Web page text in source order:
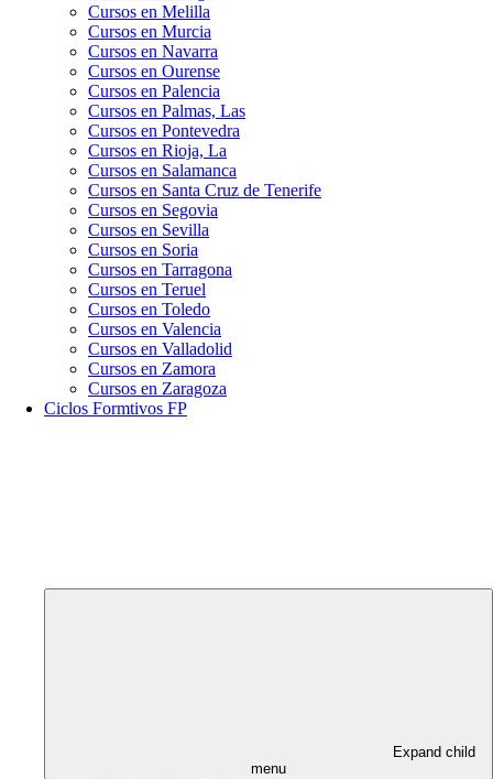
Cursos en Melilla
Cursos en Murcia
Cursos en Navarra
Cursos en Ourense
Cursos en Palencia
Cursos en Palmas, Las
Cursos en Pontevedra
Cursos en Rioja, La
Cursos en Salamanca
Cursos en Santa Cruz de Tenerife
Cursos en Segovia
Cursos en Sevilla
Cursos en Soria
Cursos en Tarragona
Cursos en Teruel
Cursos en Toledo
Cursos en Valencia
Cursos en Valladolid
Cursos en Zamora
Cursos en Zaragoza
Ciclos Formtivos FP
Expand child
menu